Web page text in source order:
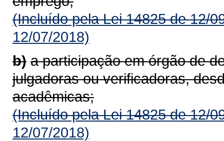
(Incluído pela Lei 14825 de 12/
12/07/2018)
b) a participação em órgão de
julgadoras ou verificadoras,
acadêmicas;
(Incluído pela Lei 14825 de 12/
12/07/2018)